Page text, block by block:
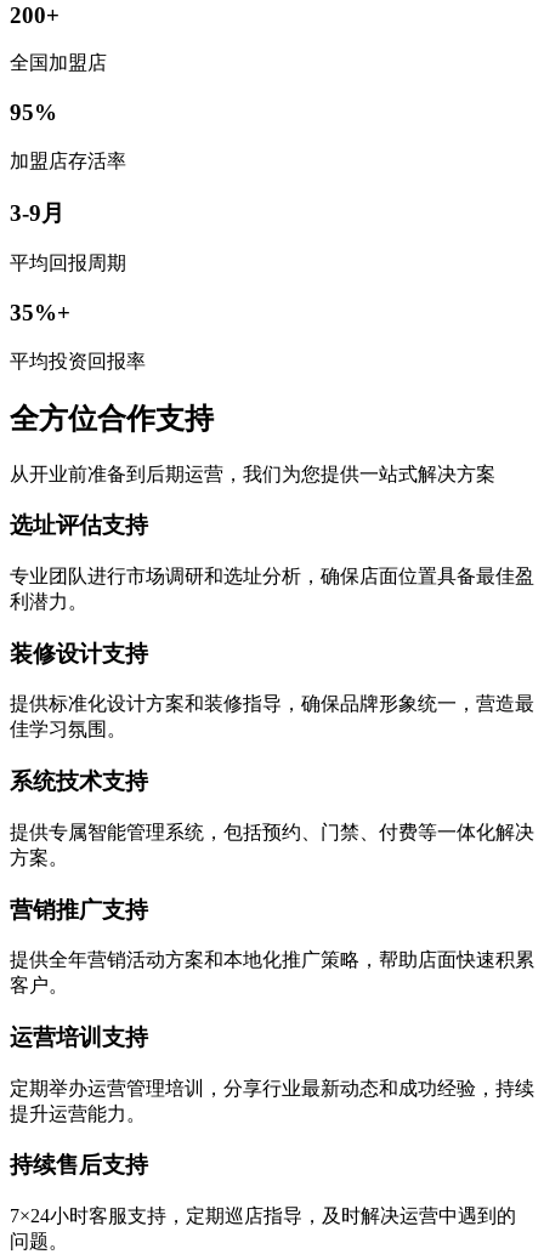
200+
全国加盟店
95%
加盟店存活率
3-9月
平均回报周期
35%+
平均投资回报率
全方位合作支持
从开业前准备到后期运营，我们为您提供一站式解决方案
选址评估支持
专业团队进行市场调研和选址分析，确保店面位置具备最佳盈
利潜力。
装修设计支持
提供标准化设计方案和装修指导，确保品牌形象统一，营造最
佳学习氛围。
系统技术支持
提供专属智能管理系统，包括预约、门禁、付费等一体化解决
方案。
营销推广支持
提供全年营销活动方案和本地化推广策略，帮助店面快速积累
客户。
运营培训支持
定期举办运营管理培训，分享行业最新动态和成功经验，持续
提升运营能力。
持续售后支持
7×24小时客服支持，定期巡店指导，及时解决运营中遇到的
问题。